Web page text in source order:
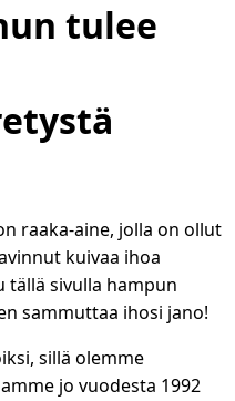
tulee
raaka-aine, jolla on ollut
kuivaa ihoa
tällä sivulla hampun
sammuttaa ihosi jano!
sillä olemme
jo vuodesta 1992